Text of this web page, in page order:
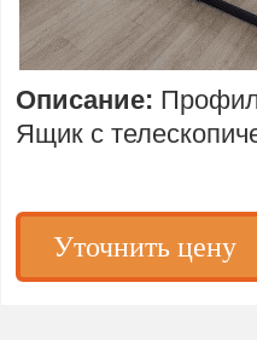
Уточнить цену
Описание:
Ящик с